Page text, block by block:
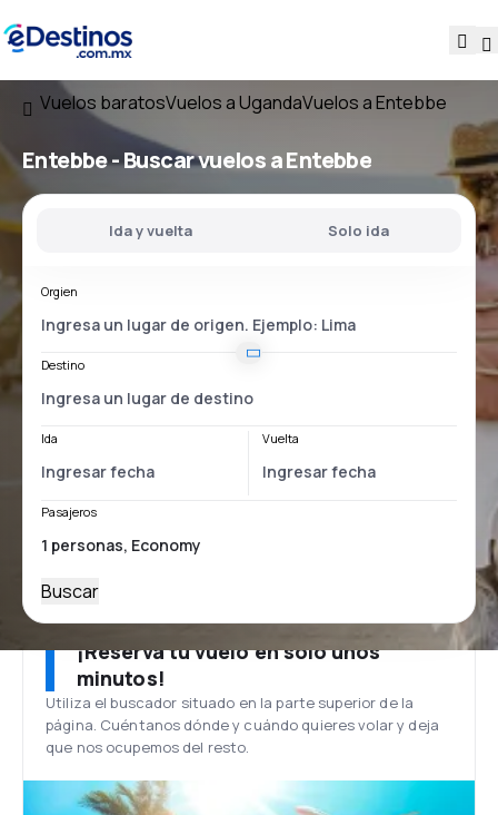
Vuelos baratosVuelos a UgandaVuelos a Entebbe
Entebbe - Buscar vuelos a Entebbe
Ida y vuelta Solo ida
Orgien
Destino
Ida Vuelta
Pasajeros
Buscar
¡Reserva tu vuelo en solo unos
minutos!
Utiliza el buscador situado en la parte superior de la
página. Cuéntanos dónde y cuándo quieres volar y deja
que nos ocupemos del resto.